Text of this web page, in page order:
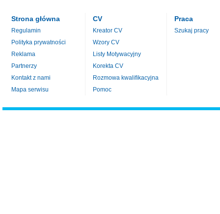
Strona główna
Regulamin
Polityka prywatności
Reklama
Partnerzy
Kontakt z nami
Mapa serwisu
CV
Kreator CV
Wzory CV
Listy Motywacyjny
Korekta CV
Rozmowa kwalifikacyjna
Pomoc
Praca
Szukaj pracy